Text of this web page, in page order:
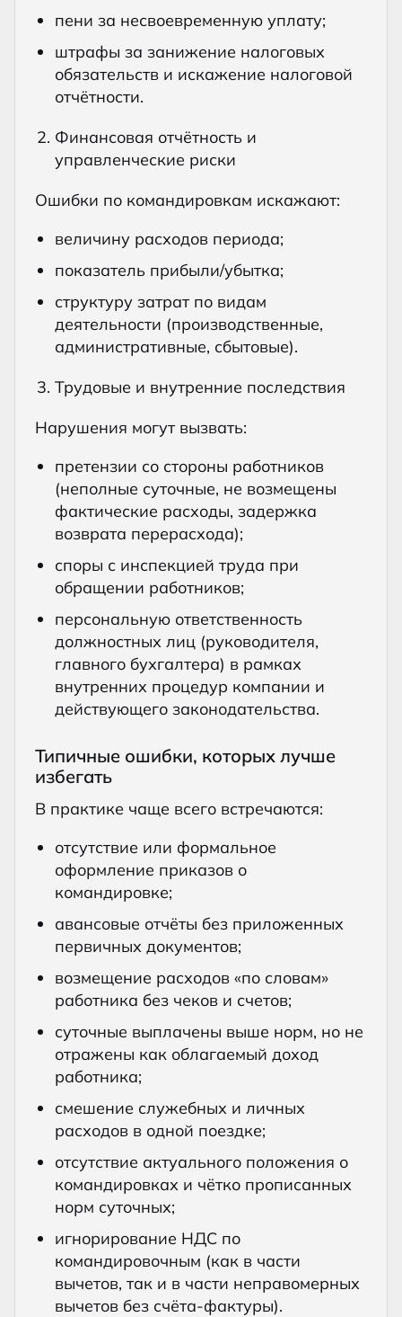
пени за несвоевременную уплату;
штрафы за занижение налоговых
обязательств и искажение налоговой
отчётности.
Финансовая отчётность и
управленческие риски
Ошибки по командировкам искажают:
величину расходов периода;
показатель прибыли/убытка;
структуру затрат по видам
деятельности (производственные,
административные, сбытовые).
Трудовые и внутренние последствия
Нарушения могут вызвать:
претензии со стороны работников
(неполные суточные, не возмещены
фактические расходы, задержка
возврата перерасхода);
споры с инспекцией труда при
обращении работников;
персональную ответственность
должностных лиц (руководителя,
главного бухгалтера) в рамках
внутренних процедур компании и
действующего законодательства.
Типичные ошибки, которых лучше
избегать
В практике чаще всего встречаются:
отсутствие или формальное
оформление приказов о
командировке;
авансовые отчёты без приложенных
первичных документов;
возмещение расходов «по словам»
работника без чеков и счетов;
суточные выплачены выше норм, но не
отражены как облагаемый доход
работника;
смешение служебных и личных
расходов в одной поездке;
отсутствие актуального положения о
командировках и чётко прописанных
норм суточных;
игнорирование НДС по
командировочным (как в части
вычетов, так и в части неправомерных
вычетов без счёта-фактуры).